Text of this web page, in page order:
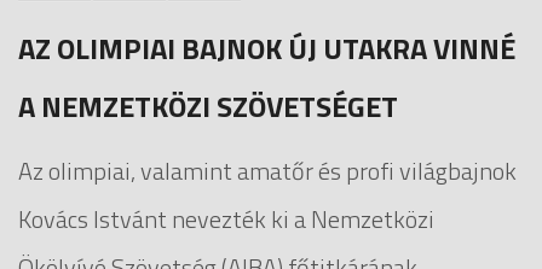
AZ OLIMPIAI BAJNOK ÚJ UTAKRA VINNÉ
A NEMZETKÖZI SZÖVETSÉGET
Az olimpiai, valamint amatőr és profi világbajnok
Kovács Istvánt nevezték ki a Nemzetközi